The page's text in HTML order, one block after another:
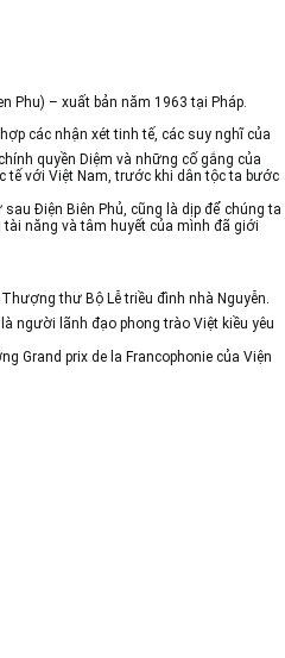
Phu) – xuất bản năm 1963 tại Pháp.
các nhận xét tinh tế, các suy nghĩ của
quyền Diệm và những cố gắng của
tế với Việt Nam, trước khi dân tộc ta bước
Điện Biên Phủ, cũng là dịp để chúng ta
năng và tâm huyết của mình đã giới
thư Bộ Lễ triều đình nhà Nguyễn.
người lãnh đạo phong trào Việt kiều yêu
Grand prix de la Francophonie của Viện